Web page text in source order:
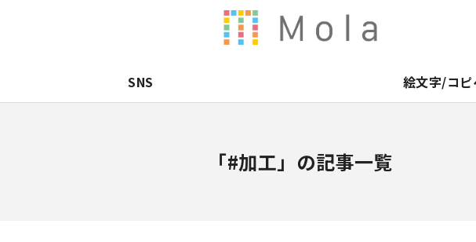
SNS 絵文字/コピ
「#加工」の記事一覧